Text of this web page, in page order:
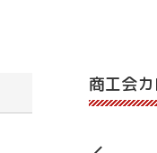
商工会